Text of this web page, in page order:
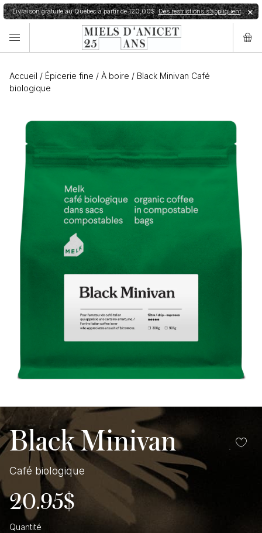
✕
Livraison gratuite au Québec à partir de 120,00$.Des restrictions s’appliquent
Accueil / Épicerie fine / À boire / Black Minivan Café
biologique
Black Minivan
Café biologique
20.95$